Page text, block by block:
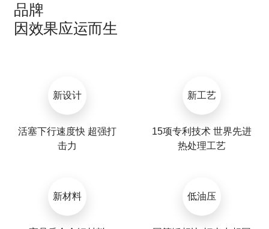
品牌
因效果应运而生
新设计
活塞下行速度快 超强打
击力
新工艺
15项专利技术 世界先进
热处理工艺
新材料 低油压